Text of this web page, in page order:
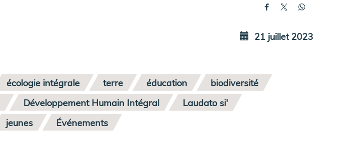
21 juillet 2023
écologie intégrale terre éducation
biodiversité
Développement Humain Intégral
Laudato si'
jeunes Événements